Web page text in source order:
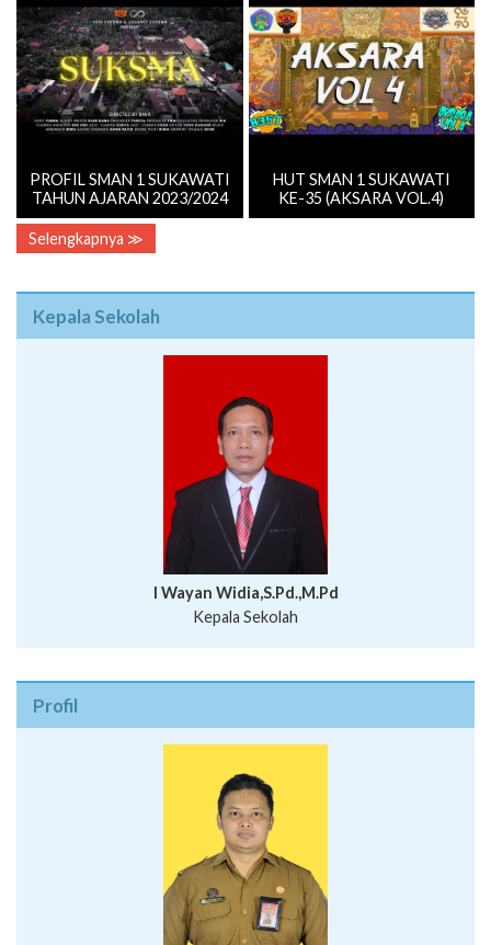
PROFIL SMAN 1 SUKAWATI
TAHUN AJARAN 2023/2024
HUT SMAN 1 SUKAWATI
KE-35 (AKSARA VOL.4)
Selengkapnya ≫
Kepala Sekolah
I Wayan Widia,S.Pd.,M.Pd
Kepala Sekolah
Profil